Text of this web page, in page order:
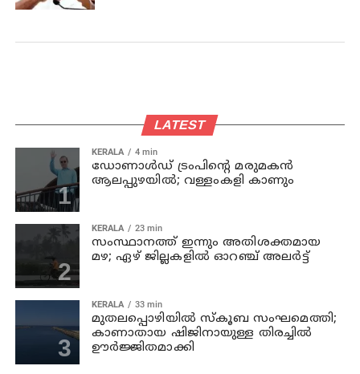
LATEST
KERALA 4 min
ഡോണാള്‍ഡ് ട്രംപിന്റെ മരുമകന്‍
ആലപ്പുഴയിൽ; വള്ളംകളി കാണും
KERALA 23 min
സംസ്ഥാനത്ത് ഇന്നും അതിശക്തമായ
മഴ; ഏഴ് ജില്ലകളില്‍ ഓറഞ്ച് അലര്‍ട്ട്
KERALA 33 min
മുതലപ്പൊഴിയില്‍ സ്‌കൂബ സംഘമെത്തി;
കാണാതായ ഷിജിനായുള്ള തിരച്ചില്‍
ഊര്‍ജ്ജിതമാക്കി